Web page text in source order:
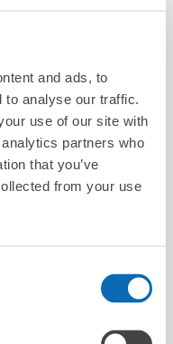
and ads, to
to analyse our traffic.
use of our site with
partners who
that you’ve
from your use
: